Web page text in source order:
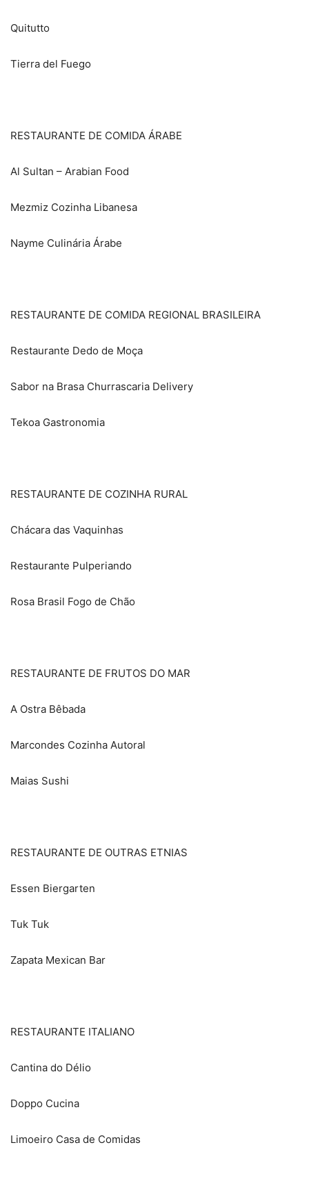
Quitutto
Tierra del Fuego
RESTAURANTE DE COMIDA ÁRABE
Al Sultan – Arabian Food
Mezmiz Cozinha Libanesa
Nayme Culinária Árabe
RESTAURANTE DE COMIDA REGIONAL BRASILEIRA
Restaurante Dedo de Moça
Sabor na Brasa Churrascaria Delivery
Tekoa Gastronomia
RESTAURANTE DE COZINHA RURAL
Chácara das Vaquinhas
Restaurante Pulperiando
Rosa Brasil Fogo de Chão
RESTAURANTE DE FRUTOS DO MAR
A Ostra Bêbada
Marcondes Cozinha Autoral
Maias Sushi
RESTAURANTE DE OUTRAS ETNIAS
Essen Biergarten
Tuk Tuk
Zapata Mexican Bar
RESTAURANTE ITALIANO
Cantina do Délio
Doppo Cucina
Limoeiro Casa de Comidas